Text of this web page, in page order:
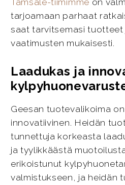
tarjoamaan parhaat
saat tarvitsemasi
vaatimusten mukaisesti.
Laadukas ja
Geesan tuotevalikoima
innovatiivinen. Heidän
tunnettuja korkeasta
ja tyylikkäästä
erikoistunut
valmistukseen, ja heidän